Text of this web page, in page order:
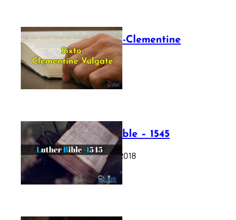
The Sixto-Clementine
Vulgate
July 12, 2025
Luther Bible – 1545
October 17, 2018